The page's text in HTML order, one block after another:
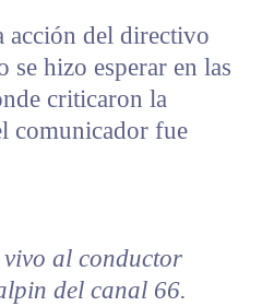
acción del directivo
se hizo esperar en las
criticaron la
comunicador fue
al conductor
del canal 66.